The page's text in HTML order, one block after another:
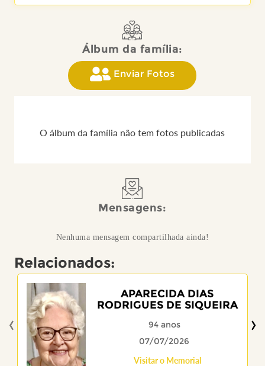
Álbum da família:
Enviar Fotos
O álbum da família não tem fotos publicadas
Mensagens:
Nenhuma mensagem compartilhada ainda!
Relacionados:
APARECIDA DIAS
RODRIGUES DE SIQUEIRA
94 anos
07/07/2026
Visitar o Memorial
‹ ›